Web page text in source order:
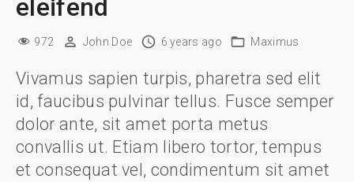
eleifend
972 John Doe 6 years ago Maximus
Vivamus sapien turpis, pharetra sed elit
id, faucibus pulvinar tellus. Fusce semper
dolor ante, sit amet porta metus
convallis ut. Etiam libero tortor, tempus
et consequat vel, condimentum sit amet